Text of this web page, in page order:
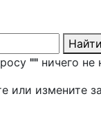
Найти
"" ничего не
или измените